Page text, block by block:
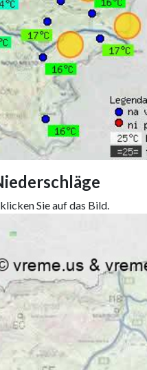
Sie auf das Bild.